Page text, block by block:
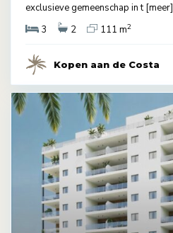
exclusieve gemeenschap in t[meer]
3
2 111 m2
Kopen aan de Costa